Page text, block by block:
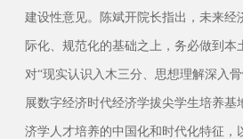
建设性意见。陈斌开院长指出，未来经
际化、规范化的基础之上，务必做到本
对“现实认识入木三分、思想理解深入
展数字经济时代经济学拔尖学生培养基
济学人才培养的中国化和时代化特征，